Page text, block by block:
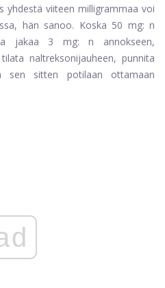
viiteen milligrammaa voi
hän sanoo. Koska 50 mg: n
jakaa 3 mg: n annokseen,
naltreksonijauheen, punnita
sen sitten potilaan ottamaan